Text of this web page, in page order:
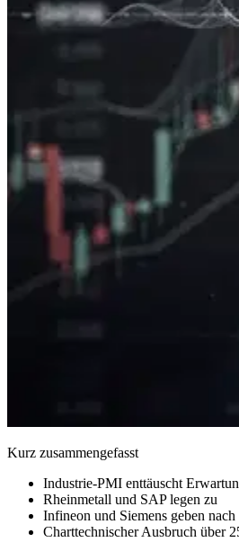
Kurz zusammengefasst
Industrie-PMI enttäuscht
Rheinmetall und SAP legen zu
Infineon und Siemens geben nach
Charttechnischer Ausbruch über